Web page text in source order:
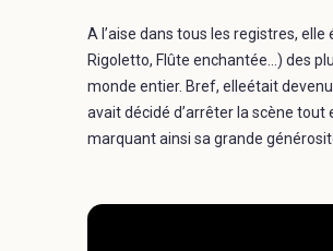
A l’aise dans tous les registres,
Rigoletto, Flûte enchantée…) des
monde entier. Bref, elleétait
avait décidé d’arrêter la scène
marquant ainsi sa grande